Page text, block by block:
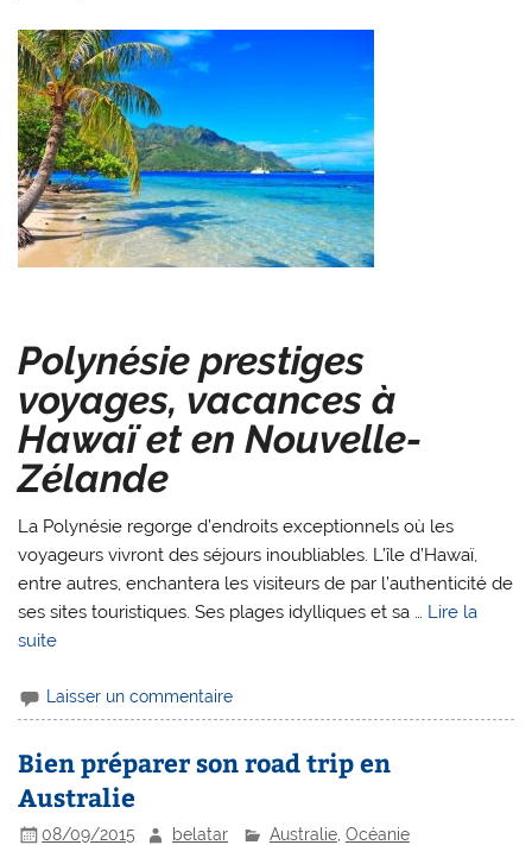
Polynésie prestiges
voyages, vacances à
Hawaï et en Nouvelle-
Zélande
La Polynésie regorge d’endroits exceptionnels où les
voyageurs vivront des séjours inoubliables. L’île d’Hawaï,
entre autres, enchantera les visiteurs de par l’authenticité de
ses sites touristiques. Ses plages idylliques et sa … Lire la
suite
Laisser un commentaire
Bien préparer son road trip en
Australie
08/09/2015 belatar Australie, Océanie